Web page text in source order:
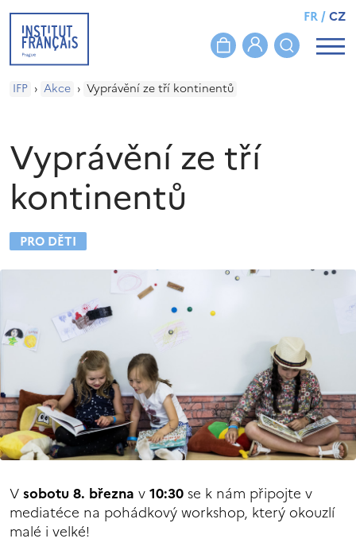
FR/CZ
IFP › Akce › Vyprávění ze tří kontinentů
Vyprávění ze tří
kontinentů
PRO DĚTI
Vsobotu 8. března v10:30se k nám připojte v
mediatéce na pohádkový workshop, který okouzlí
malé i velké!